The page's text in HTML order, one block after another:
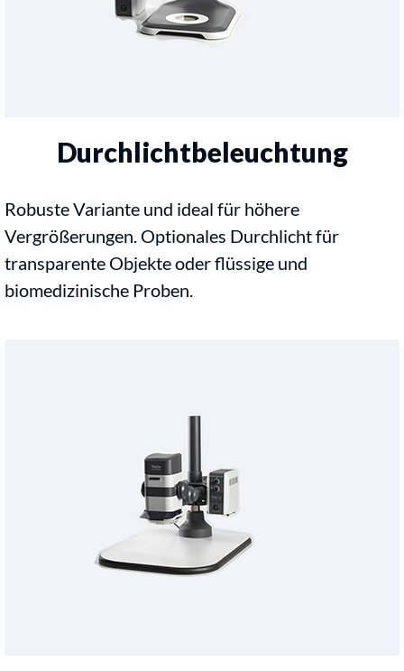
Durchlichtbeleuchtung
Robuste Variante und ideal für höhere
Vergrößerungen. Optionales Durchlicht für
transparente Objekte oder flüssige und
biomedizinische Proben.